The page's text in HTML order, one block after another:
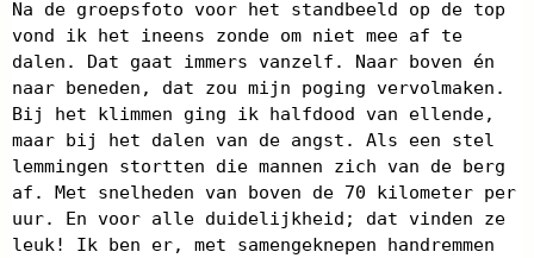
Na de groepsfoto voor het standbeeld op de top
vond ik het ineens zonde om niet mee af te
dalen. Dat gaat immers vanzelf. Naar boven én
naar beneden, dat zou mijn poging vervolmaken.
Bij het klimmen ging ik halfdood van ellende,
maar bij het dalen van de angst. Als een stel
lemmingen stortten die mannen zich van de berg
af. Met snelheden van boven de 70 kilometer per
uur. En voor alle duidelijkheid; dat vinden ze
leuk! Ik ben er, met samengeknepen handremmen